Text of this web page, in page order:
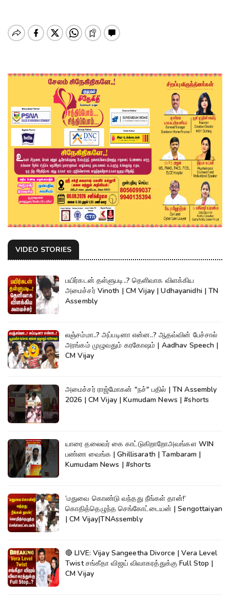
VIDEO STORIES
பயிர்கடன் தள்ளுபடி..? தெளிவாக விளக்கிய
அமைச்சர் Vinoth | CM Vijay | Udhayanidhi | TN
Assembly
லஞ்சம்மா..? அப்படினா என்ன..? ஆதவ்வின் பேச்சால்
அரங்கம் முழுவதும் கரகோஷம் | Aadhav Speech |
CM Vijay
அமைச்சர் ராஜ்மோகன் "நச்" பதில் | TN Assembly
2026 | CM Vijay | Kumudam News | #shorts
யாரை தலைவர் கை காட்டுகிறாறோஅவங்கள WIN
பண்ண வைங்க | Ghillisarath | Tambaram |
Kumudam News | #shorts
‘மதுவை கொண்டு வந்தது நீங்கள் தான்!’
கொதித்தெழுந்த செங்கோட்டையன் | Sengottaiyan
| CM Vijay|TNAssembly
🔴 LIVE: Vijay Sangeetha Divorce | Vera Level
Twist சங்கீதா விஜய் விவாகரத்துக்கு Full Stop |
CM Vijay